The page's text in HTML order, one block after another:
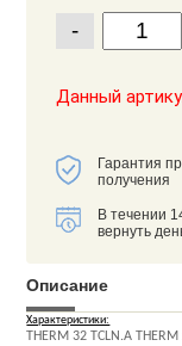
-
Данный
Гарантия
получения
В течении
вернуть
Описание
Характеристики:
THERM 32 TCLN.A